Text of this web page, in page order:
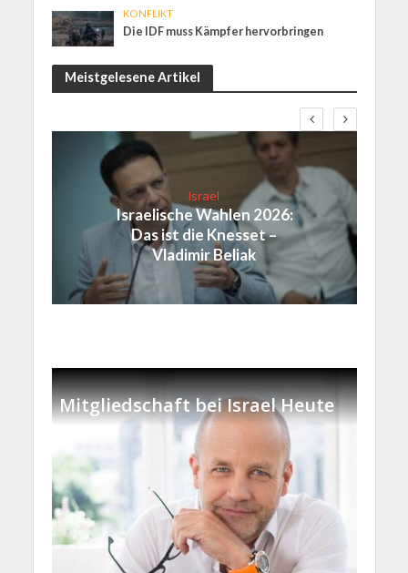
KONFLIKT
Die IDF muss Kämpfer hervorbringen
Meistgelesene Artikel
Israel
Israelische Wahlen 2026:
Das ist die Knesset –
Vladimir Beliak
Mitgliedschaft bei Israel Heute